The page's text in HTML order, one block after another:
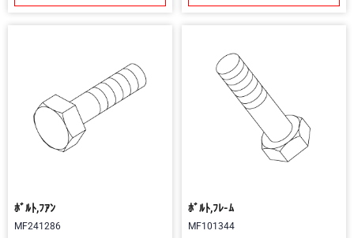
ﾎﾞﾙﾄ,ﾌｱﾝ
MF241286
ﾎﾞﾙﾄ,ﾌﾚ-ﾑ
MF101344